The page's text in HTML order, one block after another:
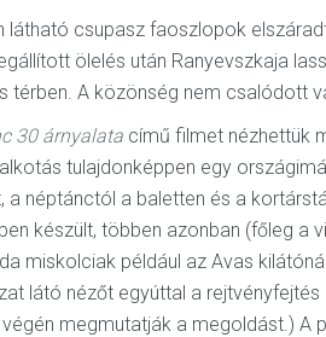
látható csupasz faoszlopok
ölelés után Ranyevszkaja
térben. A közönség nem csalódott
30 árnyalata című filmet nézhettük
tulajdonképpen egy
a néptánctól a baletten és a
készült, többen azonban (főleg a
miskolciak például az Avas
látó nézőt egyúttal a
megmutatják a megoldást.) A